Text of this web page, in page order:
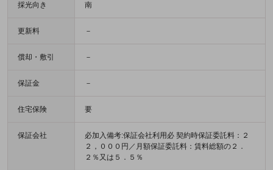
採光向き 南
更新料 －
償却・敷引 －
保証金 －
住宅保険 要
保証会社
必加入備考:保証会社利用必 契約時保証委託料：２
２，０００円／月額保証委託料：賃料総額の２．
２％又は５．５％